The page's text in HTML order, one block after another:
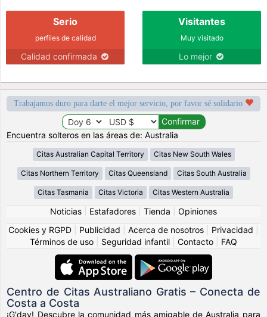
Serio
perfiles de calidad
Calidad confirmada
Visitantes
Muy visitado
Lo mejor
Trabajamos duro para darte el mejor servicio, por favor sé solidario
Encuentra solteros en las áreas de: Australia
Citas Australian Capital Territory Citas New South Wales
Citas Northern Territory Citas Queensland Citas South Australia
Citas Tasmania Citas Victoria Citas Western Australia
Noticias Estafadores Tienda
Opiniones
Cookies y RGPD
Publicidad Acerca de nosotros Privacidad
Términos de uso
Seguridad infantil Contacto FAQ
Centro de Citas Australiano Gratis – Conecta de
Costa a Costa
¡G'day! Descubre la comunidad más amigable de Australia para